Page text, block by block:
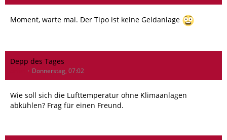
Moment, warte mal. Der Tipo ist keine Geldanlage
Depp des Tages
Donnerstag, 07:02
Wie soll sich die Lufttemperatur ohne Klimaanlagen
abkühlen? Frag für einen Freund.